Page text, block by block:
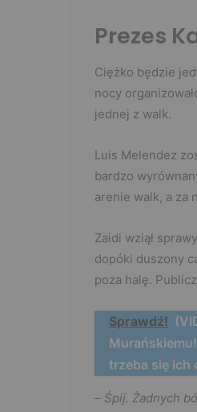
Prezes
Ciężko będzie
nocy
jednej z walk.
Luis Melendez
bardzo
arenie walk, a za
Zaidi wziął
dopóki duszony
poza halę.
Sprawdź!
trzeba się ich
– Śpij. Żadnych